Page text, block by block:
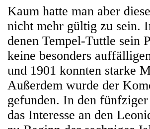
Kaum hatte man aber
nicht mehr gültig zu sein.
denen Tempel-Tuttle sein
keine besonders
und 1901 konnten starke
Außerdem wurde der
gefunden. In den
das Interesse an den